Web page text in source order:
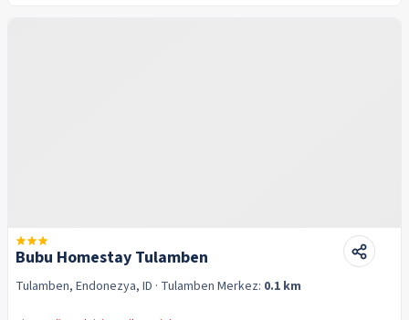
Bubu Homestay Tulamben
Tulamben, Endonezya, ID · Tulamben Merkez: 0.1 km